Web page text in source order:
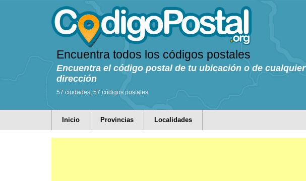
Encuentra todos los códigos postales
Encuentra el código postal de tu ubicación o de cualquier
dirección
57 ciudades, 57 códigos postales
Inicio Provincias Localidades